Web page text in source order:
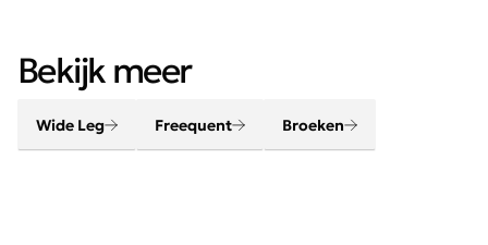
chique, elegant, stoer en helemaal van deze tijd.
Bekijk meer
Wide Leg Freequent Broeken